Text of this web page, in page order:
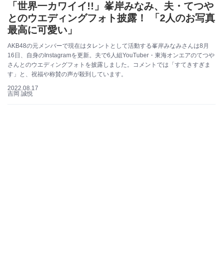
「世界一カワイイ!!」峯岸みなみ、夫・てつや
とのウエディングフォト披露！ 「2人のお写真
最高に可愛い」
AKB48の元メンバーで現在はタレントとして活動する峯岸みなみさんは8月
16日、自身のInstagramを更新。夫で6人組YouTuber・東海オンエアのてつや
さんとのウエディングフォトを披露しました。コメントでは「すてきすぎま
す」と、祝福や称賛の声が殺到しています。
2022.08.17
吉岡 誠悦